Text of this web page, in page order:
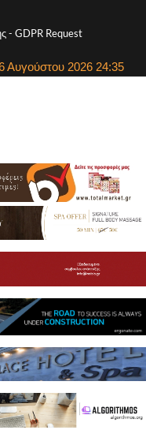
- GDPR Request
Αυγούστου 2026 24:35